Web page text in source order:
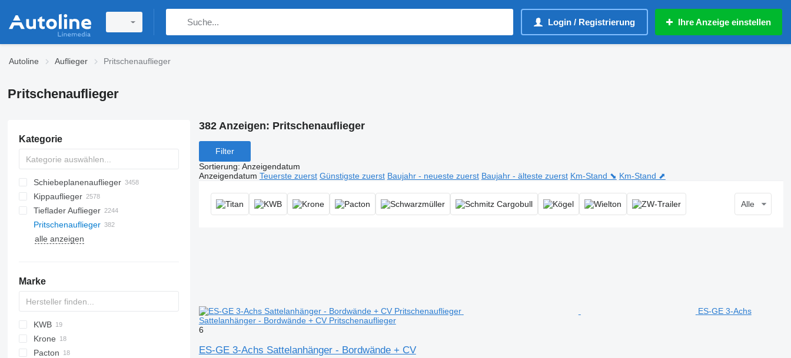
Login / Registrierung Ihre Anzeige einstellen
Autoline Auflieger Pritschenauflieger
Pritschenauflieger
Kategorie
Schiebeplanenauflieger
Kippauflieger
Tieflader Auflieger
Pritschenauflieger
alle anzeigen
Marke
PS
2 series
TXA
SDS
SZS
FLO
DRO
KWB
D-series
SP
Krone
SD
S 24
O-3
MPS
SPL
OVB
Pacton
382 Anzeigen: Pritschenauflieger
Filter
Sortierung: Anzeigendatum
Anzeigendatum Teuerste zuerst Günstigste zuerst Baujahr - neueste zuerst Baujahr - älteste zuerst Km-Stand ⬊ Km-Stand ⬈
Alle
ES-GE 3-Achs
Sattelanhänger - Bordwände + CV Pritschenauflieger
6
ES-GE 3-Achs Sattelanhänger - Bordwände + CV